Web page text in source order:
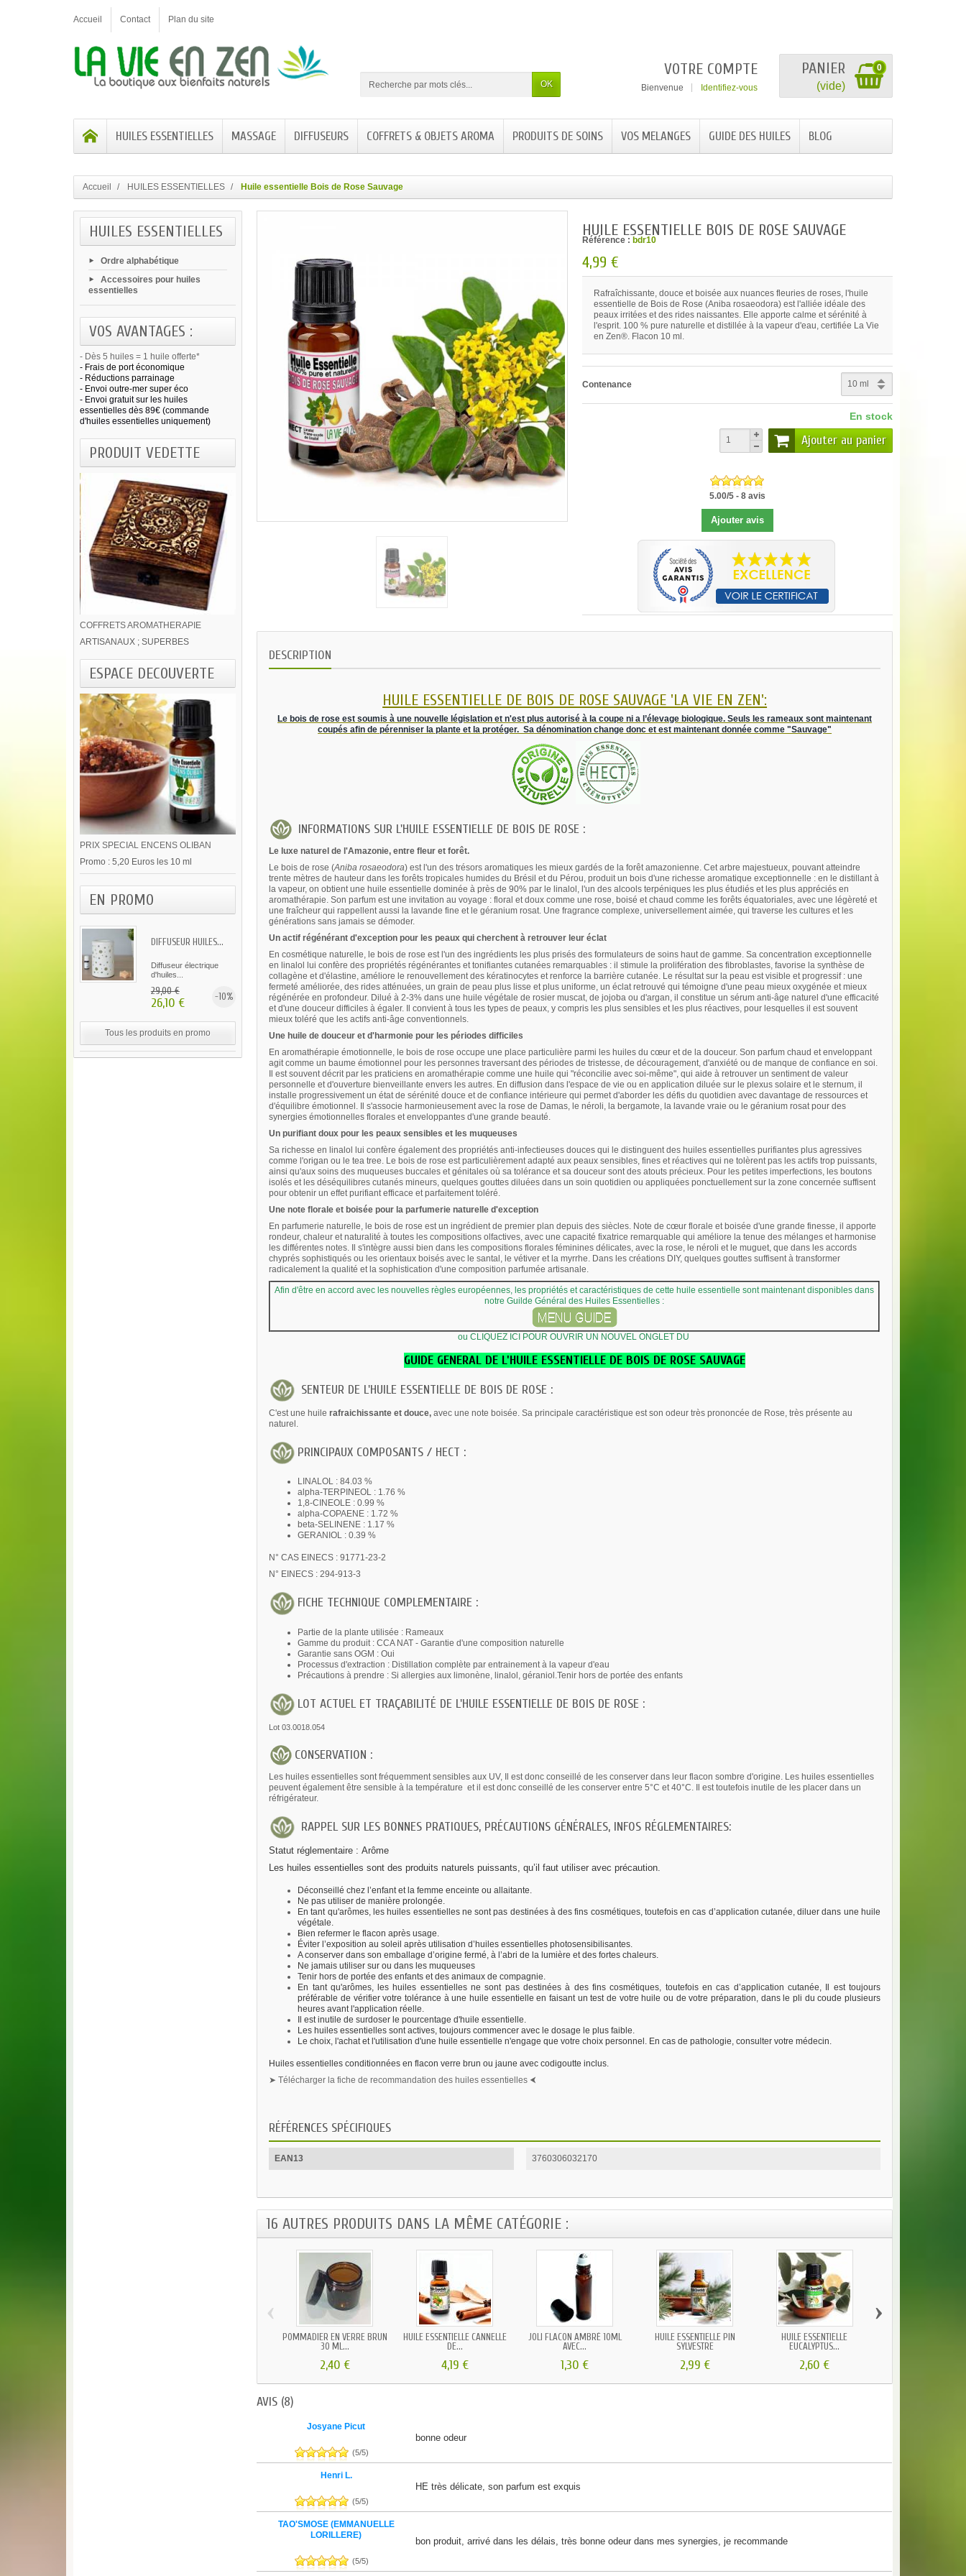
Accueil Contact Plan du site
OK
PANIER
(vide)
0
VOTRE COMPTE
Bienvenue Identifiez-vous
HUILES ESSENTIELLES MASSAGE DIFFUSEURS COFFRETS & OBJETS AROMA PRODUITS DE SOINS VOS MELANGES GUIDE DES HUILES BLOG
Accueil HUILES ESSENTIELLES Huile essentielle Bois de Rose Sauvage
HUILES ESSENTIELLES
Ordre alphabétique
Accessoires pour huiles
essentielles
VOS AVANTAGES :
- Dès 5 huiles = 1 huile offerte*
- Frais de port économique
- Réductions parrainage
- Envoi outre-mer super éco
- Envoi gratuit sur les huiles
essentielles dès 89€ (commande
d'huiles essentielles uniquement)
PRODUIT VEDETTE
COFFRETS AROMATHERAPIE
ARTISANAUX ; SUPERBES
ESPACE DECOUVERTE
PRIX SPECIAL ENCENS OLIBAN
Promo : 5,20 Euros les 10 ml
EN PROMO
DIFFUSEUR HUILES...
Diffuseur électrique
d'huiles...
29,00 € -10%
26,10 €
Tous les produits en promo
HUILE ESSENTIELLE BOIS DE ROSE SAUVAGE
Référence : bdr10
4,99 €
Rafraîchissante, douce et boisée aux nuances fleuries de roses, l'huile
essentielle de Bois de Rose (Aniba rosaeodora) est l'alliée idéale des
peaux irritées et des rides naissantes. Elle apporte calme et sérénité à
l'esprit. 100 % pure naturelle et distillée à la vapeur d'eau, certifiée La Vie
en Zen®. Flacon 10 ml.
Contenance
En stock
Ajouter au panier
5.00/5- 8avis
Ajouter avis
DESCRIPTION
HUILE ESSENTIELLE DE BOIS DE ROSE SAUVAGE 'LA VIE EN ZEN':
Le bois de rose est soumis à une nouvelle législation et n'est plus autorisé à la coupe ni a l’élevage biologique. Seuls les rameaux sont maintenant
coupés afin de pérenniser la plante et la protéger. Sa dénomination change donc et est maintenant donnée comme "Sauvage"
INFORMATIONS SUR L'HUILE ESSENTIELLE DE BOIS DE ROSE :
Le luxe naturel de l'Amazonie, entre fleur et forêt.
Le bois de rose (Aniba rosaeodora) est l'un des trésors aromatiques les mieux gardés de la forêt amazonienne. Cet arbre majestueux, pouvant atteindre
trente mètres de hauteur dans les forêts tropicales humides du Brésil et du Pérou, produit un bois d'une richesse aromatique exceptionnelle : en le distillant à
la vapeur, on obtient une huile essentielle dominée à près de 90% par le linalol, l'un des alcools terpéniques les plus étudiés et les plus appréciés en
aromathérapie. Son parfum est une invitation au voyage : floral et doux comme une rose, boisé et chaud comme les forêts équatoriales, avec une légèreté et
une fraîcheur qui rappellent aussi la lavande fine et le géranium rosat. Une fragrance complexe, universellement aimée, qui traverse les cultures et les
générations sans jamais se démoder.
Un actif régénérant d'exception pour les peaux qui cherchent à retrouver leur éclat
En cosmétique naturelle, le bois de rose est l'un des ingrédients les plus prisés des formulateurs de soins haut de gamme. Sa concentration exceptionnelle
en linalol lui confère des propriétés régénérantes et tonifiantes cutanées remarquables : il stimule la prolifération des fibroblastes, favorise la synthèse de
collagène et d'élastine, améliore le renouvellement des kératinocytes et renforce la barrière cutanée. Le résultat sur la peau est visible et progressif : une
fermeté améliorée, des rides atténuées, un grain de peau plus lisse et plus uniforme, un éclat retrouvé qui témoigne d'une peau mieux oxygénée et mieux
régénérée en profondeur. Dilué à 2-3% dans une huile végétale de rosier muscat, de jojoba ou d'argan, il constitue un sérum anti-âge naturel d'une efficacité
et d'une douceur difficiles à égaler. Il convient à tous les types de peaux, y compris les plus sensibles et les plus réactives, pour lesquelles il est souvent
mieux toléré que les actifs anti-âge conventionnels.
Une huile de douceur et d'harmonie pour les périodes difficiles
En aromathérapie émotionnelle, le bois de rose occupe une place particulière parmi les huiles du cœur et de la douceur. Son parfum chaud et enveloppant
agit comme un baume émotionnel pour les personnes traversant des périodes de tristesse, de découragement, d'anxiété ou de manque de confiance en soi.
Il est souvent décrit par les praticiens en aromathérapie comme une huile qui "réconcilie avec soi-même", qui aide à retrouver un sentiment de valeur
personnelle et d'ouverture bienveillante envers les autres. En diffusion dans l'espace de vie ou en application diluée sur le plexus solaire et le sternum, il
installe progressivement un état de sérénité douce et de confiance intérieure qui permet d'aborder les défis du quotidien avec davantage de ressources et
d'équilibre émotionnel. Il s'associe harmonieusement avec la rose de Damas, le néroli, la bergamote, la lavande vraie ou le géranium rosat pour des
synergies émotionnelles florales et enveloppantes d'une grande beauté.
Un purifiant doux pour les peaux sensibles et les muqueuses
Sa richesse en linalol lui confère également des propriétés anti-infectieuses douces qui le distinguent des huiles essentielles purifiantes plus agressives
comme l'origan ou le tea tree. Le bois de rose est particulièrement adapté aux peaux sensibles, fines et réactives qui ne tolèrent pas les actifs trop puissants,
ainsi qu'aux soins des muqueuses buccales et génitales où sa tolérance et sa douceur sont des atouts précieux. Pour les petites imperfections, les boutons
isolés et les déséquilibres cutanés mineurs, quelques gouttes diluées dans un soin quotidien ou appliquées ponctuellement sur la zone concernée suffisent
pour obtenir un effet purifiant efficace et parfaitement toléré.
Une note florale et boisée pour la parfumerie naturelle d'exception
En parfumerie naturelle, le bois de rose est un ingrédient de premier plan depuis des siècles. Note de cœur florale et boisée d'une grande finesse, il apporte
rondeur, chaleur et naturalité à toutes les compositions olfactives, avec une capacité fixatrice remarquable qui améliore la tenue des mélanges et harmonise
les différentes notes. Il s'intègre aussi bien dans les compositions florales féminines délicates, avec la rose, le néroli et le muguet, que dans les accords
chyprés sophistiqués ou les orientaux boisés avec le santal, le vétiver et la myrrhe. Dans les créations DIY, quelques gouttes suffisent à transformer
radicalement la qualité et la sophistication d'une composition parfumée artisanale.
Afin d'être en accord avec les nouvelles règles européennes, les propriétés et caractéristiques de cette huile essentielle sont maintenant disponibles dans
notre Guilde Général des Huiles Essentielles :
ou CLIQUEZ ICI POUR OUVRIR UN NOUVEL ONGLET DU
GUIDE GENERAL DE L'HUILE ESSENTIELLE DE BOIS DE ROSE SAUVAGE
SENTEUR DE L'HUILE ESSENTIELLE DE BOIS DE ROSE :
C'est une huilerafraichissante et douce, avec une note boisée. Sa principale caractéristique est son odeur très prononcée de Rose, très présente au
naturel.
PRINCIPAUX COMPOSANTS / HECT :
LINALOL : 84.03 %
alpha-TERPINEOL : 1.76 %
1,8-CINEOLE : 0.99 %
alpha-COPAENE : 1.72 %
beta-SELINENE : 1.17 %
GERANIOL : 0.39 %
N° CAS EINECS : 91771-23-2
N° EINECS : 294-913-3
FICHE TECHNIQUE COMPLEMENTAIRE :
Partie de la plante utilisée : Rameaux
Gamme du produit : CCA NAT - Garantie d'une composition naturelle
Garantie sans OGM : Oui
Processus d'extraction : Distillation complète par entrainement à la vapeur d'eau
Précautions à prendre : Si allergies aux limonène, linalol, géraniol.Tenir hors de portée des enfants
LOT ACTUEL ET TRAÇABILITÉ DE L'HUILE ESSENTIELLE DE BOIS DE ROSE :
Lot 03.0018.054
CONSERVATION :
Les huiles essentielles sont fréquemment sensibles aux UV, Il est donc conseillé de les conserver dans leur flacon sombre d'origine. Les huiles essentielles
peuvent également être sensible à la température et il est donc conseillé de les conserver entre 5°C et 40°C. Il est toutefois inutile de les placer dans un
réfrigérateur.
RAPPEL SUR LES BONNES PRATIQUES, PRÉCAUTIONS GÉNÉRALES, INFOS RÉGLEMENTAIRES:
Statut réglementaire :Arôme
Les huiles essentielles sont des produits naturels puissants, qu’il faut utiliser avec précaution.
Déconseillé chez l’enfant et la femme enceinte ou allaitante.
Ne pas utiliser de manière prolongée.
En tant qu'arômes, les huiles essentielles ne sont pas destinées à des fins cosmétiques, toutefois en cas d’application cutanée, diluer dans une huile
végétale.
Bien refermer le flacon après usage.
Éviter l’exposition au soleil après utilisation d’huiles essentielles photosensibilisantes.
A conserver dans son emballage d’origine fermé, à l’abri de la lumière et des fortes chaleurs.
Ne jamais utiliser sur ou dans les muqueuses
Tenir hors de portée des enfants et des animaux de compagnie.
En tant qu'arômes, les huiles essentielles ne sont pas destinées à des fins cosmétiques, toutefois en cas d’application cutanée, Il est toujours
préférable de vérifier votre tolérance à une huile essentielle en faisant un test de votre huile ou de votre préparation, dans le pli du coude plusieurs
heures avant l'application réelle.
Il est inutile de surdoser le pourcentage d'huile essentielle.
Les huiles essentielles sont actives, toujours commencer avec le dosage le plus faible.
Le choix, l'achat et l'utilisation d'une huile essentielle n'engage que votre choix personnel. En cas de pathologie, consulter votre médecin.
Huiles essentielles conditionnées en flacon verre brun ou jaune avec codigoutte inclus.
➤ Télécharger la fiche de recommandation des huiles essentielles ⮜
RÉFÉRENCES SPÉCIFIQUES
EAN13 3760306032170
16 AUTRES PRODUITS DANS LA MÊME CATÉGORIE :
POMMADIER EN VERRE BRUN
30 ML...
2,40 €
HUILE ESSENTIELLE CANNELLE
DE...
4,19 €
JOLI FLACON AMBRÉ 10ML
AVEC...
1,30 €
HUILE ESSENTIELLE PIN
SYLVESTRE
2,99 €
HUILE ESSENTIELLE
EUCALYPTUS...
2,60 €
‹ ›
AVIS (8)
Josyane Picut
(5/5)
bonne odeur
Henri L.
(5/5)
HE très délicate, son parfum est exquis
TAO'SMOSE (EMMANUELLE
LORILLERE)
(5/5)
bon produit, arrivé dans les délais, très bonne odeur dans mes synergies, je recommande